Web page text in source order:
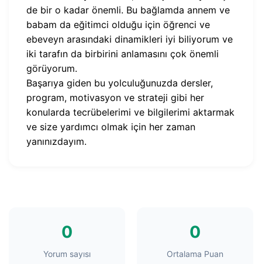
de bir o kadar önemli. Bu bağlamda annem ve
babam da eğitimci olduğu için öğrenci ve
ebeveyn arasındaki dinamikleri iyi biliyorum ve
iki tarafın da birbirini anlamasını çok önemli
görüyorum.
Başarıya giden bu yolculuğunuzda dersler,
program, motivasyon ve strateji gibi her
konularda tecrübelerimi ve bilgilerimi aktarmak
ve size yardımcı olmak için her zaman
yanınızdayım.
0
Yorum sayısı
0
Ortalama Puan